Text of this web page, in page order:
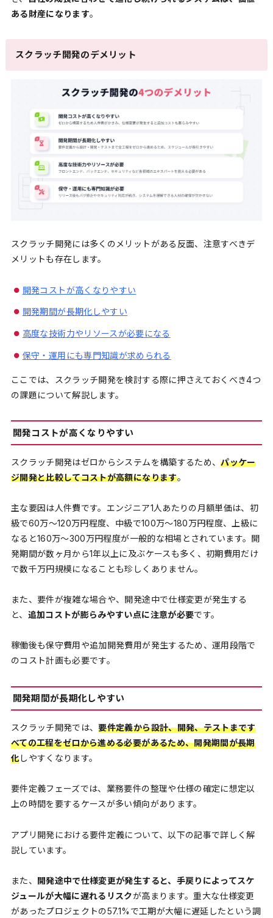
ある財産になります。
スクラッチ開発のデメリット
スクラッチ開発には多くのメリットがある反面、注意すべきデ
メリットも存在します。
開発コストが高くなりやすい
開発期間が長期化しやすい
高度な技術力やリソースが必要になる
保守・運用にも専門知識が求められる
ここでは、スクラッチ開発を検討する際に押さえておくべき4つ
の課題について解説します。
開発コストが高くなりやすい
スクラッチ開発はゼロからシステムを構築するため、パッケー
ジ開発と比較してコストが高額になります。
主な要因は人件費です。エンジニア1人あたりの月額単価は、初
級で60万〜120万円程度、中級で100万〜180万円程度、上級に
なると160万〜300万円程度が一般的な相場とされています。開
発期間が数ヶ月から1年以上に及ぶケースも多く、初期費用だけ
で数千万円規模になることも珍しくありません。
また、要件が複雑な場合や、開発途中で仕様変更が発生する
と、 追加コストが膨らみやすい点に注意が必要です。
稼働後も保守費用や追加開発費用が発生するため、運用段階で
のコスト計画も必要です。
開発期間が長期化しやすい
スクラッチ開発では、要件定義から設計、開発、テストまです
べての工程をゼロから進める必要があるため、開発期間が長期
化しやすくなります。
要件定義フェーズでは、業務要件の整理や仕様の確定に想定以
上の時間を要するケースが多い傾向があります。
アプリ開発における要件定義について、以下の記事で詳しく解
説しています。
また、 開発途中で仕様変更が発生すると、手戻りによってスケ
ジュールが大幅に遅れるリスクが高まります。重大な仕様変更
があったプロジェクトの57.1%で工期が大幅に遅延したという調